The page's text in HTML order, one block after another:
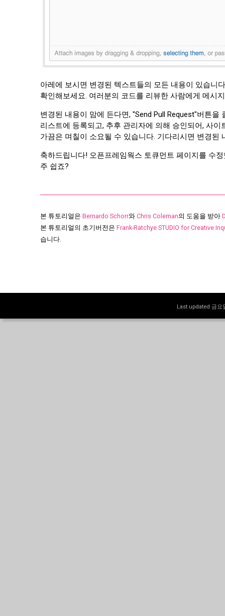
아레에 보시면 변경된 텍스트들의 모든 내용이 있습니
확인해보세요. 여러분의 코드를 리뷰한 사람에게 메시
변경된 내용이 맘에 든다면, "Send Pull Request"버튼
리스트에 등록되고, 추후 관리자에 의해 승인되어, 사
가끔은 며칠이 소요될 수 있습니다. 기다리시면 변경
축하드립니다! 오픈프레임웍스 토큐먼트 페이지를 수
주 쉽죠?
본 튜토리얼은 Bernardo Schorr와 Chris Coleman의 도움을 받아
본 튜토리얼의 초기버전은 Frank-Ratchye STUDIO for Creative
습니다.
Last updated 금